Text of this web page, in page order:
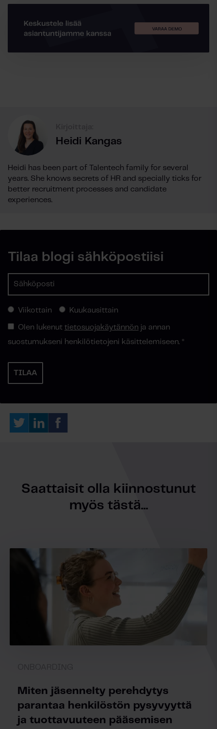
Heidi Kangas
Heidi has been part of Talentech family for several
years. She knows secrets of HR and specially ticks for
better recruitment processes and candidate
experiences.
Tilaa blogi sähköpostiisi
Viikottain Kuukausittain
Olen lukenut tietosuojakäytännön ja annan
suostumukseni henkilötietojeni käsittelemiseen. *
Saattaisit olla kiinnostunut
myös tästä...
Miten jäsennelty perehdytys
parantaa henkilöstön pysyvyyttä
ja tuottavuuteen pääsemisen